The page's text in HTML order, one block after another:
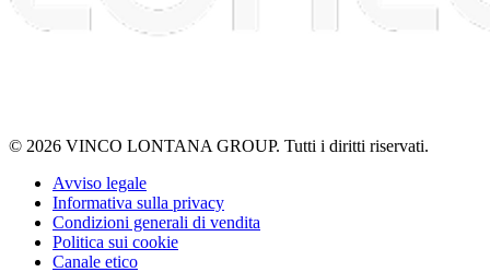
© 2026 VINCO LONTANA GROUP. Tutti i diritti riservati.
Avviso legale
Informativa sulla privacy
Condizioni generali di vendita
Politica sui cookie
Canale etico